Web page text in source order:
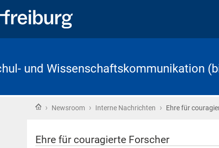
und Wissenschaftskommunikation
Startseite
› Newsroom › Interne Nachrichten › Ehre für
Ehre für couragierte Forscher